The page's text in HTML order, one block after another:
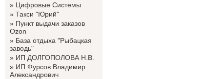
» Цифровые Системы
» Такси "Юрий"
» Пункт выдачи заказов
Ozon
» База отдыха "Рыбацкая
заводь"
» ИП ДОЛГОПОЛОВА Н.В.
» ИП Фурсов Владимир
Александрович